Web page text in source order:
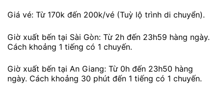
Giá vé: Từ 170k đến 200k/vé (Tuỳ lộ trình di chuyển).
Giờ xuất bến tại Sài Gòn: Từ 2h đến 23h59 hàng ngày.
Cách khoảng 1 tiếng có 1 chuyến.
Giờ xuất bến tại An Giang: Từ 0h đến 23h50 hàng
ngày. Cách khoảng 30 phút đến 1 tiếng có 1 chuyến.